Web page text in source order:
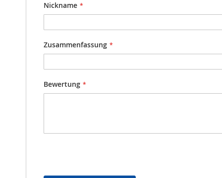
Nickname
Zusammenfassung
Bewertung